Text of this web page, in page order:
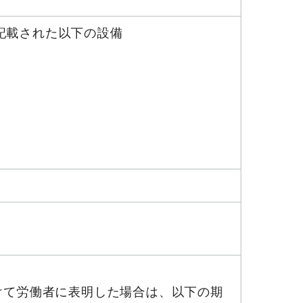
載された以下の設備
労働者に表明した場合は、以下の期